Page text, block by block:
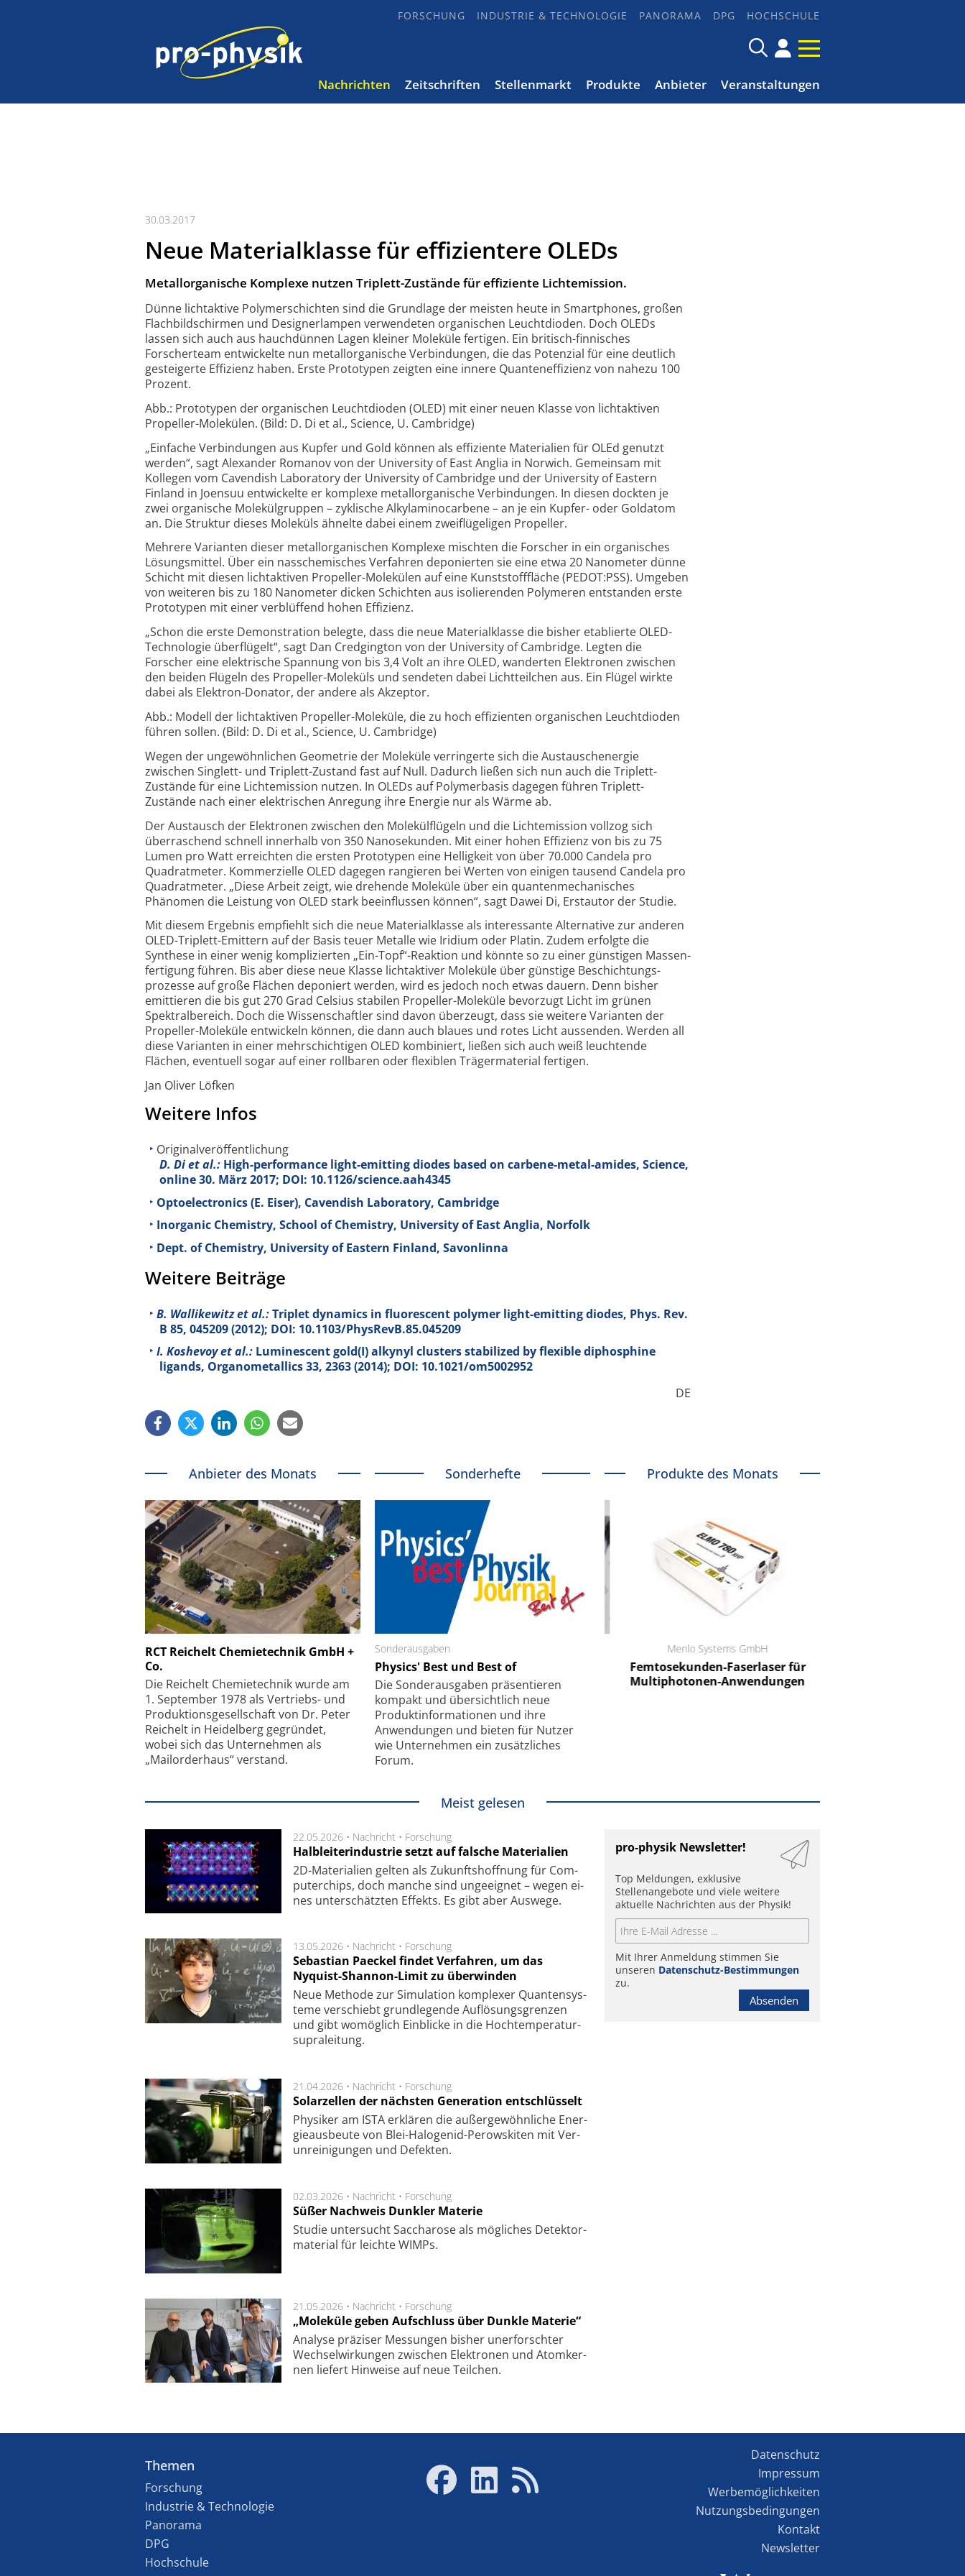
FORSCHUNG INDUSTRIE & TECHNOLOGIE PANORAMA DPG HOCHSCHULE
Nachrichten Zeitschriften Stellenmarkt Produkte Anbieter Veranstaltungen
30.03.2017
Neue Materialklasse für effizientere OLEDs
Metallorganische Komplexe nutzen Triplett-Zustände für effiziente Lichtemission.
Dünne lichtaktive Polymerschichten sind die Grundlage der meisten heute in Smart­phones, großen
Flach­bildschirmen und Designer­lampen verwendeten organischen Leucht­dioden. Doch OLEDs
lassen sich auch aus hauch­dünnen Lagen kleiner Moleküle fertigen. Ein britisch-finnisches
Forscherteam entwickelte nun metall­organische Verbindungen, die das Potenzial für eine deutlich
gesteigerte Effizienz haben. Erste Prototypen zeigten eine innere Quanten­effizienz von nahezu 100
Prozent.
Abb.: Prototypen der organischen Leuchtdioden (OLED) mit einer neuen Klasse von lichtaktiven
Propeller-Molekülen. (Bild: D. Di et al., Science, U. Cambridge)
„Einfache Verbindungen aus Kupfer und Gold können als effiziente Materialien für OLEd genutzt
werden“, sagt Alexander Romanov von der University of East Anglia in Norwich. Gemeinsam mit
Kollegen vom Cavendish Laboratory der University of Cambridge und der University of Eastern
Finland in Joensuu entwickelte er komplexe metall­organische Verbindungen. In diesen dockten je
zwei organische Molekül­gruppen – zyklische Alkylamino­carbene – an je ein Kupfer- oder Goldatom
an. Die Struktur dieses Moleküls ähnelte dabei einem zweiflügeligen Propeller.
Mehrere Varianten dieser metall­organischen Komplexe mischten die Forscher in ein organisches
Lösungs­mittel. Über ein nass­chemisches Verfahren deponierten sie eine etwa 20 Nanometer dünne
Schicht mit diesen licht­aktiven Propeller-Molekülen auf eine Kunststoff­fläche (PEDOT:PSS). Umgeben
von weiteren bis zu 180 Nanometer dicken Schichten aus isolierenden Polymeren entstanden erste
Proto­typen mit einer verblüffend hohen Effizienz.
„Schon die erste Demonstration belegte, dass die neue Materialklasse die bisher etablierte OLED-
Technologie überflügelt“, sagt Dan Credgington von der University of Cambridge. Legten die
Forscher eine elektrische Spannung von bis 3,4 Volt an ihre OLED, wanderten Elektronen zwischen
den beiden Flügeln des Propeller-Moleküls und sendeten dabei Lichtteilchen aus. Ein Flügel wirkte
dabei als Elektron-Donator, der andere als Akzeptor.
Abb.: Modell der lichtaktiven Propeller-Moleküle, die zu hoch effizienten organischen Leuchtdioden
führen sollen. (Bild: D. Di et al., Science, U. Cambridge)
Wegen der ungewöhnlichen Geometrie der Moleküle verringerte sich die Austausch­energie
zwischen Singlett- und Triplett-Zustand fast auf Null. Dadurch ließen sich nun auch die Triplett-
Zustände für eine Licht­emission nutzen. In OLEDs auf Polymer­basis dagegen führen Triplett-
Zustände nach einer elektrischen Anregung ihre Energie nur als Wärme ab.
Der Austausch der Elektronen zwischen den Molekülflügeln und die Licht­emission vollzog sich
überraschend schnell innerhalb von 350 Nanosekunden. Mit einer hohen Effizienz von bis zu 75
Lumen pro Watt erreichten die ersten Prototypen eine Helligkeit von über 70.000 Candela pro
Quadratmeter. Kommerzielle OLED dagegen rangieren bei Werten von einigen tausend Candela pro
Quadratmeter. „Diese Arbeit zeigt, wie drehende Moleküle über ein quanten­mechanisches
Phänomen die Leistung von OLED stark beeinflussen können“, sagt Dawei Di, Erstautor der Studie.
Mit diesem Ergebnis empfiehlt sich die neue Materialklasse als interessante Alternative zur anderen
OLED-Triplett-Emittern auf der Basis teuer Metalle wie Iridium oder Platin. Zudem erfolgte die
Synthese in einer wenig komplizierten „Ein-Topf“-Reaktion und könnte so zu einer günstigen Massen­
fertigung führen. Bis aber diese neue Klasse licht­aktiver Moleküle über günstige Beschichtungs­
prozesse auf große Flächen deponiert werden, wird es jedoch noch etwas dauern. Denn bisher
emittieren die bis gut 270 Grad Celsius stabilen Propeller-Moleküle bevorzugt Licht im grünen
Spektral­bereich. Doch die Wissenschaftler sind davon überzeugt, dass sie weitere Varianten der
Propeller-Moleküle entwickeln können, die dann auch blaues und rotes Licht aussenden. Werden all
diese Varianten in einer mehr­schichtigen OLED kombiniert, ließen sich auch weiß leuchtende
Flächen, eventuell sogar auf einer rollbaren oder flexiblen Träger­material fertigen.
Jan Oliver Löfken
Weitere Infos
Originalveröffentlichung
D. Di et al.: High-performance light-emitting diodes based on carbene-metal-amides, Science,
online 30. März 2017; DOI: 10.1126/science.aah4345
Optoelectronics (E. Eiser), Cavendish Laboratory, Cambridge
Inorganic Chemistry, School of Chemistry, University of East Anglia, Norfolk
Dept. of Chemistry, University of Eastern Finland, Savonlinna
Weitere Beiträge
B. Wallikewitz et al.:Triplet dynamics in fluorescent polymer light-emitting diodes, Phys. Rev.
B 85, 045209 (2012); DOI: 10.1103/PhysRevB.85.045209
I. Koshevoy et al.: Luminescent gold(I) alkynyl clusters stabilized by flexible diphosphine
ligands, Organometallics33, 2363 (2014); DOI: 10.1021/om5002952
DE
Anbieter des Monats
RCT Reichelt Chemietechnik GmbH +
Co.
Die Reichelt Chemietechnik wurde am
1. September 1978 als Vertriebs- und
Produktionsgesellschaft von Dr. Peter
Reichelt in Heidelberg gegründet,
wobei sich das Unternehmen als
„Mailorderhaus“ verstand.
Sonderhefte
Sonderausgaben
Physics' Best und Best of
Die Sonder­ausgaben präsentieren
kompakt und übersichtlich neue
Produkt­informationen und ihre
Anwendungen und bieten für Nutzer
wie Unternehmen ein zusätzliches
Forum.
Produkte des Monats
Schäfter + Kirchhoff GmbH
Feinfokussierungsmechanismus
Elektronenmikroskopie auf
kleinstem Raum
Menlo Systems GmbH
Femtosekunden-Faserlaser für
Multiphotonen-Anwendungen
Meist gelesen
22.05.2026 • Nachricht • Forschung
Halbleiterindustrie setzt auf falsche Materialien
2D-Mate­ri­a­li­en gel­ten als Zu­kunfts­hoff­nung für Com­
pu­ter­chips, doch man­che sind un­ge­eig­net – we­gen ei­
nes un­ter­schätz­ten Ef­fekts. Es gibt aber Aus­we­ge.
13.05.2026 • Nachricht • Forschung
Sebastian Paeckel findet Verfahren, um das
Nyquist-Shannon-Limit zu überwinden
Neue Methode zur Simu­la­tion kom­ple­xer Quan­ten­sys­
te­me ver­schiebt grund­le­gen­de Auf­lösungs­gren­zen
und gibt wo­mög­lich Ein­blicke in die Hoch­tempe­ra­tur­
supra­lei­tung.
21.04.2026 • Nachricht • Forschung
Solarzellen der nächsten Generation entschlüsselt
Physiker am ISTA er­klä­ren die außer­ge­wöhn­li­che Ener­
gie­aus­beu­te von Blei-Halo­ge­nid-Perows­ki­ten mit Ver­
unrei­ni­gung­en und De­fek­ten.
02.03.2026 • Nachricht • Forschung
Süßer Nachweis Dunkler Materie
Studie unter­sucht Saccha­ro­se als mög­li­ches De­tek­tor­
ma­te­rial für leich­te WIMPs.
21.05.2026 • Nachricht • Forschung
„Moleküle geben Aufschluss über Dunkle Materie“
Analyse prä­zi­ser Mes­sung­en bis­her un­er­for­schter
Wech­sel­wir­kung­en zwi­schen Elek­tro­nen und Atom­ker­
nen lie­fert Hin­wei­se auf neue Teil­chen.
pro-physik Newsletter!
Top Meldungen, exklusive
Stellenangebote und viele weitere
aktuelle Nachrichten aus der Physik!
Mit Ihrer Anmeldung stimmen Sie
unseren Datenschutz-Bestimmungen
zu.
Absenden
Themen
Forschung
Industrie & Technologie
Panorama
DPG
Hochschule
Datenschutz
Impressum
Werbemöglichkeiten
Nutzungsbedingungen
Kontakt
Newsletter